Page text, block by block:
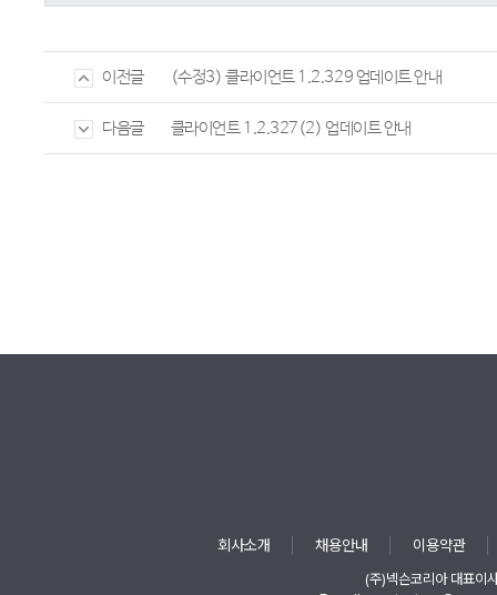
이전글 (수정3) 클라이언트 1.2.329 업데이트 안내
다음글 클라이언트 1.2.327(2) 업데이트 안내
회사소개 채용안내 이용약관
(주)넥슨코리아 대표이